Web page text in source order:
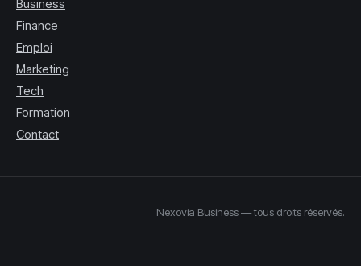
Business
Finance
Emploi
Marketing
Tech
Formation
Contact
Nexovia Business — tous droits réservés.